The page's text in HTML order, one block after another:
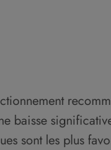
baisse
sont les plus